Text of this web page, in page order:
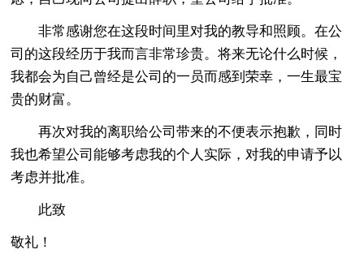
非常感谢您在这段时间里对我的教导和照顾。在公
司的这段经历于我而言非常珍贵。将来无论什么时候，
我都会为自己曾经是公司的一员而感到荣幸，一生最宝
贵的财富。
再次对我的离职给公司带来的不便表示抱歉，同时
我也希望公司能够考虑我的个人实际，对我的申请予以
考虑并批准。
此致
敬礼！